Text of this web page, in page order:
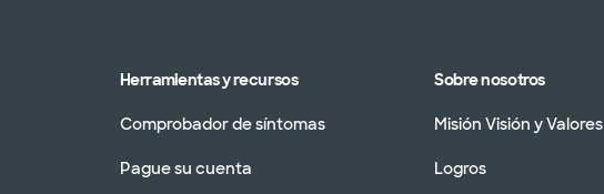
Herramientas y recursos
Comprobador de síntomas
Pague su cuenta
Sobre nosotros
Misión Visión y Valores
Logros